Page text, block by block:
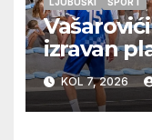
izravan
prolazak
večeras
KOL 7, 2026